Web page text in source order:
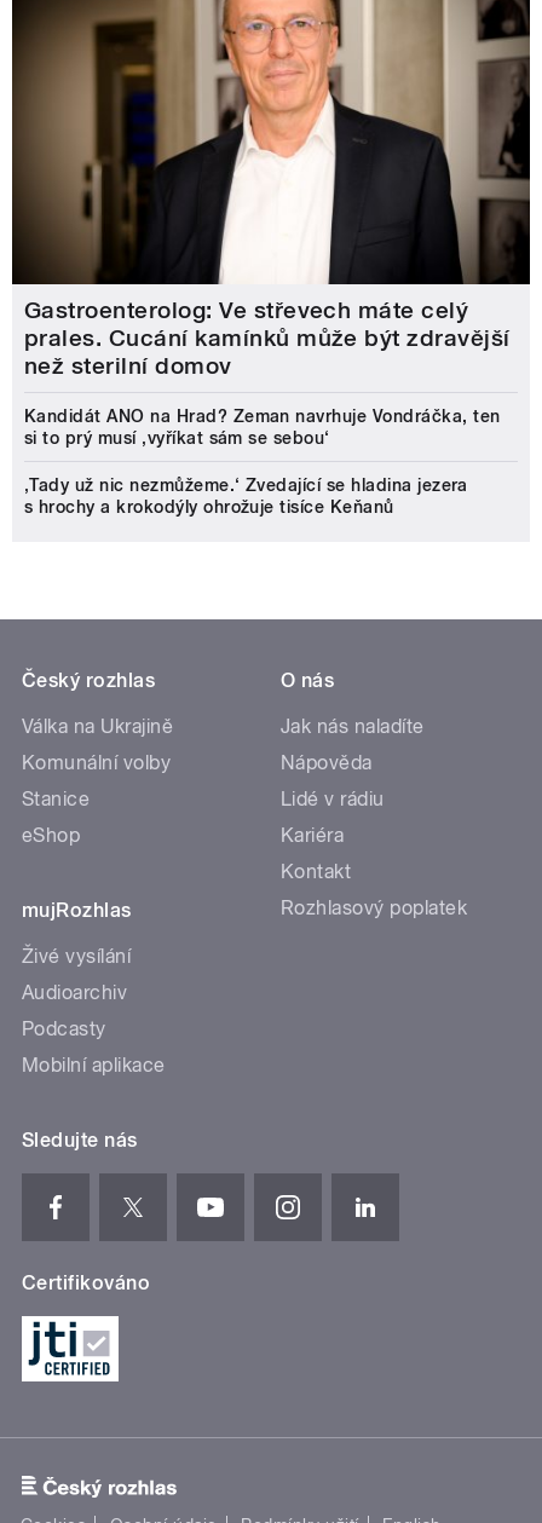
Gastroenterolog: Ve střevech máte celý
prales. Cucání kamínků může být zdravější
než sterilní domov
Kandidát ANO na Hrad? Zeman navrhuje Vondráčka, ten
si to prý musí ‚vyříkat sám se sebou‘
‚Tady už nic nezmůžeme.‘ Zvedající se hladina jezera
s hrochy a krokodýly ohrožuje tisíce Keňanů
Český rozhlas
Válka na Ukrajině
Komunální volby
Stanice
eShop
mujRozhlas
Živé vysílání
Audioarchiv
Podcasty
Mobilní aplikace
O nás
Jak nás naladíte
Nápověda
Lidé v rádiu
Kariéra
Kontakt
Rozhlasový poplatek
Sledujte nás
Certifikováno